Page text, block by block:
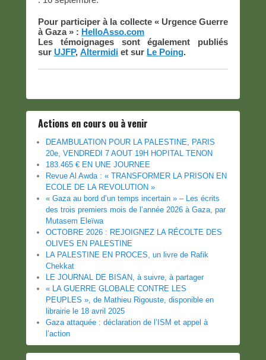
Pour participer à la collecte « Urgence Guerre
à Gaza » : HelloAsso.com
Les témoignages sont également publiés
sur UJFP, Altermidi et sur Le Poing.
Actions en cours ou à venir
DEAMBULATION POUR LA PALESTINE, PARIS
20e, VENDREDI 7 AOUT 19H HOPITAL TENON
183.465 € EN UNE JOURNEE
Revue Al Awda : « TRANSFORMER LA PRISON EN
ECOLE DE LA REVOLUTION »
« Gaza au bord d’un temps incertain » – Les écrits
des trois premiers mois de l’année 2026 à Gaza, par
Mutasem Eleïwa
OCTOBRE 2026 : REJOIGNEZ LA RÉCOLTE DES
OLIVES EN PALESTINE
LA PALESTINE EN PROCES, un livre de Rafik
Chekkat
LE JOURNAL DE BISAN, à suivre, à partager
« LA GUERRE GLOBALE CONTRE LES
PEUPLES », de Mathieu Rigouste, disponible en
librairie le 18 avril 2025
Gaza attaquée : déclaration de l’ISM et appel à
l’action